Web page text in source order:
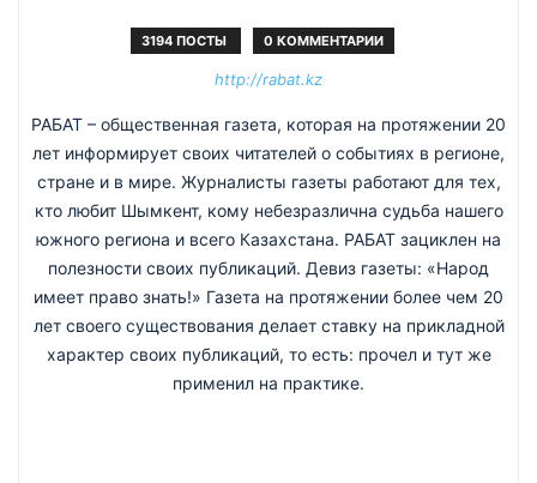
3194 ПОСТЫ 0 КОММЕНТАРИИ
http://rabat.kz
РАБАТ – общественная газета, которая на протяжении 20
лет информирует своих читателей о событиях в регионе,
стране и в мире. Журналисты газеты работают для тех,
кто любит Шымкент, кому небезразлична судьба нашего
южного региона и всего Казахстана. РАБАТ зациклен на
полезности своих публикаций. Девиз газеты: «Народ
имеет право знать!» Газета на протяжении более чем 20
лет своего существования делает ставку на прикладной
характер своих публикаций, то есть: прочел и тут же
применил на практике.